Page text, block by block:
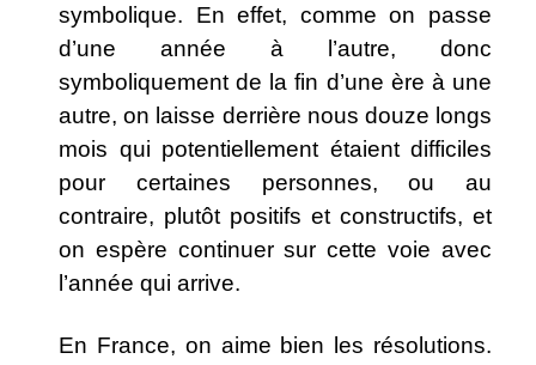
symbolique. En effet, comme on passe
d’une année à l’autre, donc
symboliquement de la fin d’une ère à une
autre, on laisse derrière nous douze longs
mois qui potentiellement étaient difficiles
pour certaines personnes, ou au
contraire, plutôt positifs et constructifs, et
on espère continuer sur cette voie avec
l’année qui arrive.
En France, on aime bien les résolutions.